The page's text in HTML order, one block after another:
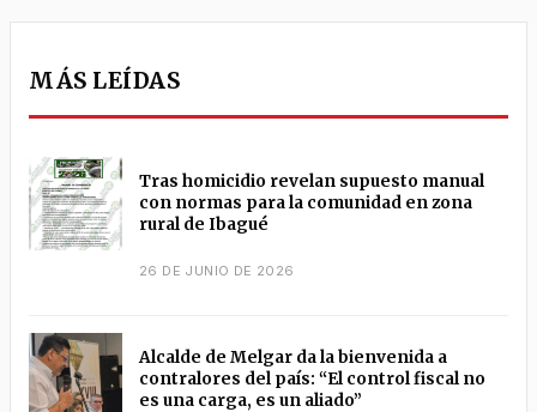
MÁS LEÍDAS
Tras homicidio revelan supuesto manual
con normas para la comunidad en zona
rural de Ibagué
26 DE JUNIO DE 2026
Alcalde de Melgar da la bienvenida a
contralores del país: “El control fiscal no
es una carga, es un aliado”